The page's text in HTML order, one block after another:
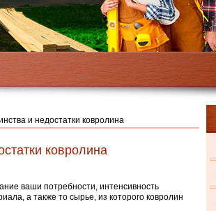
и недостатки ковролина
ковролина
ваши потребности, интенсивность
а также то сырье, из которого ковролин